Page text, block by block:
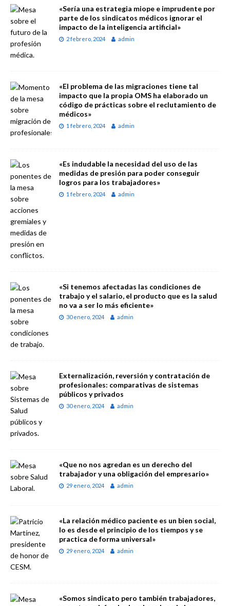
«Sería una estrategia miope e imprudente por
parte de los sindicatos médicos ignorar el
impacto de la inteligencia artificial»
2 febrero, 2024 admin
«El problema de las migraciones tiene tal
impacto que la propia OMS ha elaborado un
código de prácticas sobre el reclutamiento de
médicos»
1 febrero, 2024 admin
«Es indudable la necesidad del uso de las
medidas de presión para poder conseguir
logros para los trabajadores»
1 febrero, 2024 admin
«Si tenemos afectadas las condiciones de
trabajo y el salario, el producto que es la salud
no va a ser lo más eficiente»
30 enero, 2024 admin
Externalización, reversión y contratación de
profesionales: comparativas de sistemas
públicos y privados
30 enero, 2024 admin
«Que no nos agredan es un derecho del
trabajador y una obligación del empresario»
29 enero, 2024 admin
«La relación médico paciente es un bien social,
lo es desde el principio de los tiempos y se
practica de forma universal»
29 enero, 2024 admin
«Somos sindicato pero también trabajadores,